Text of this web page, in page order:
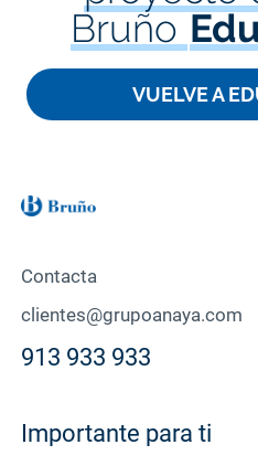
Bruño
VUELVE A
Contacta
clientes@grupoanaya.com
913 933 933
Importante para ti